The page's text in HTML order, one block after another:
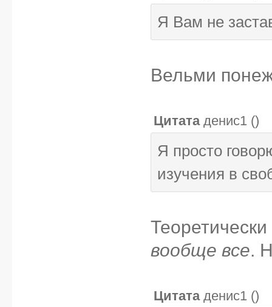
Я Вам не
Вельми
Цитата денис1 ()
Я просто
изучения в
вообще все.
Цитата денис1 ()